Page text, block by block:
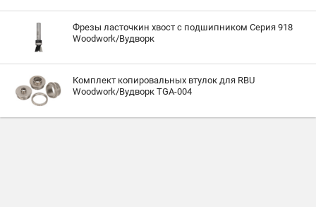
Фрезы ласточкин хвост с подшипником Серия 918
Woodwork/Вудворк
Комплект копировальных втулок для RBU
Woodwork/Вудворк TGA-004